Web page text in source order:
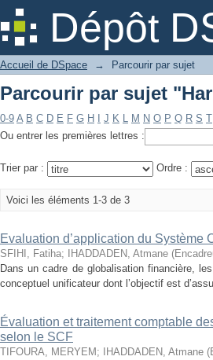
Dépôt
Parcourir par sujet
Accueil de DSpace → Parcourir par sujet
Parcourir par sujet
0-9 A B C D E F G H J K L M N O P Q R S T
Ou entrer les premières lettres :
Trier par : Ordre :
Voici les éléments 1-3 de 3
Evaluation d’application du
SFIHI, Fatiha; IHADDADEN, Atmane
Dans un cadre de globalisation financière,
conceptuel unificateur dont l’objectif est
Évaluation et traitement comptable
selon le SCF
TIFOURA, MERYEM ; IHADDADEN, Atmane